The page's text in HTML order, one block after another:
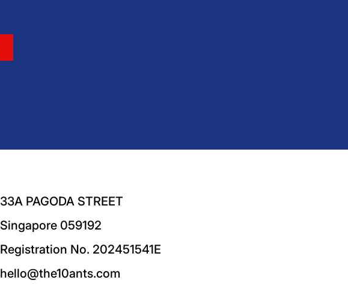
33A PAGODA STREET
Singapore 059192
Registration No. 202451541E
hello@the10ants.com